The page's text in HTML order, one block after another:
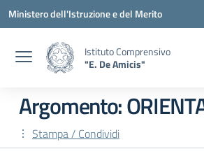
Vai ai contenuti
Vai al menu di navigazione
Vai al footer
Ministero dell'Istruzione e del Merito
Istituto Comprensivo
"E. De Amicis"
Argomento:
Stampa / Condividi